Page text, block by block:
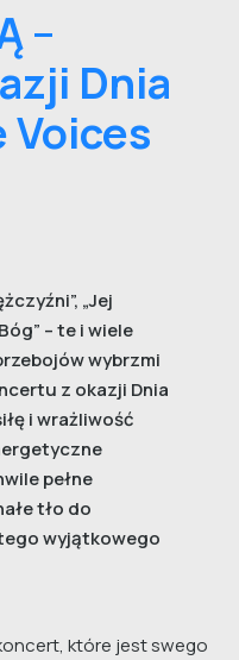
–
Dnia
Voices
„Jej
– te i wiele
wybrzmi
z okazji Dnia
i wrażliwość
pełne
tło do
wyjątkowego
które jest swego